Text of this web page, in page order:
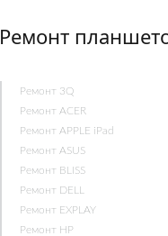
Ремонт
Ремонт 3Q
Ремонт ACER
Ремонт APPLE iPad
Ремонт ASUS
Ремонт BLISS
Ремонт DELL
Ремонт EXPLAY
Ремонт HP